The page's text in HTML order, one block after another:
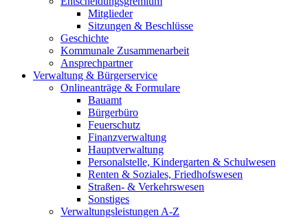
Mitglieder
Sitzungen & Beschlüsse
Geschichte
Kommunale Zusammenarbeit
Ansprechpartner
Verwaltung & Bürgerservice
Onlineanträge & Formulare
Bauamt
Bürgerbüro
Feuerschutz
Finanzverwaltung
Hauptverwaltung
Personalstelle, Kindergarten & Schulwesen
Renten & Soziales, Friedhofswesen
Straßen- & Verkehrswesen
Sonstiges
Verwaltungsleistungen A-Z